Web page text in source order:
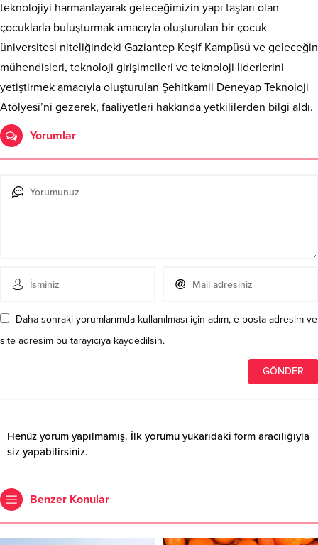
teknolojiyi harmanlayarak geleceğimizin yapı taşları olan
çocuklarla buluşturmak amacıyla oluşturulan bir çocuk
üniversitesi niteliğindeki Gaziantep Keşif Kampüsü ve geleceğin
mühendisleri, teknoloji girişimcileri ve teknoloji liderlerini
yetiştirmek amacıyla oluşturulan Şehitkamil Deneyap Teknoloji
Atölyesi’ni gezerek, faaliyetleri hakkında yetkililerden bilgi aldı.
Yorumlar
Daha sonraki yorumlarımda kullanılması için adım, e-posta adresim ve
site adresim bu tarayıcıya kaydedilsin.
Henüz yorum yapılmamış. İlk yorumu yukarıdaki form aracılığıyla
siz yapabilirsiniz.
Benzer Konular